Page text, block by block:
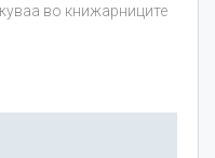
во книжарниците